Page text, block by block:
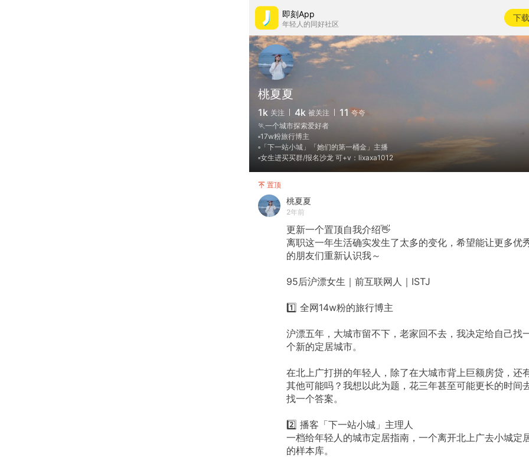
即刻App
年轻人的同好社区
下载
桃夏夏
1k 关注 4k 被关注 11 夸夸
🏃一个城市探索爱好者
▫️17w粉旅行博主
▫️「下一站小城」「她们的第一桶金」主播
▫️女生进买买群/报名沙龙 可+v：lixaxa1012
置顶
桃夏夏
2年前
更新一个置顶自我介绍👋
离职这一年生活确实发生了太多的变化，希望能让更多优
的朋友们重新认识我～
95后沪漂女生｜前互联网人｜ISTJ
1️⃣ 全网14w粉的旅行博主
沪漂五年，大城市留不下，老家回不去，我决定给自己找
个新的定居城市。
在北上广打拼的年轻人，除了在大城市背上巨额房贷，还
其他可能吗？我想以此为题，花三年甚至可能更长的时间
找一个答案。
2️⃣ 播客「下一站小城」主理人
一档给年轻人的城市定居指南，一个离开北上广去小城定
的样本库。